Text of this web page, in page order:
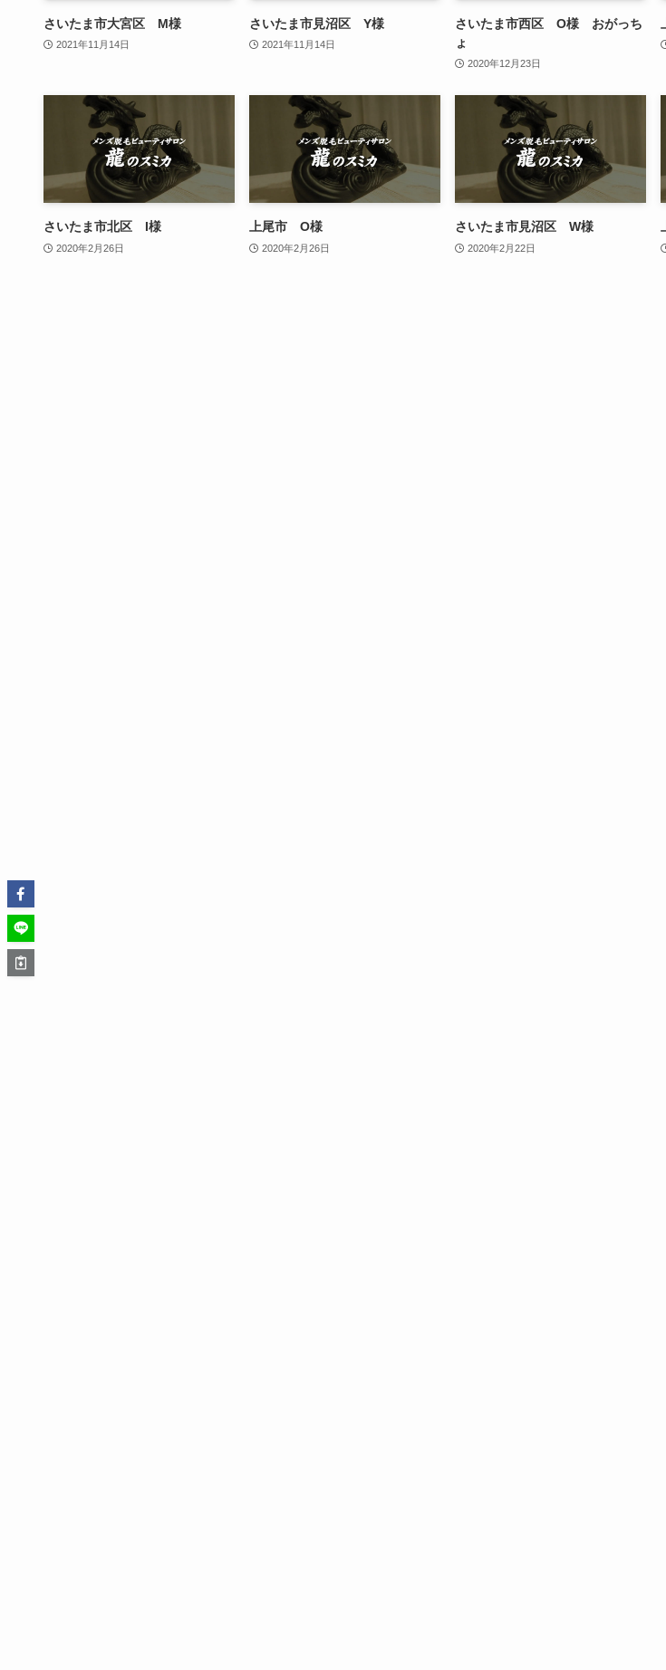
さいたま市大宮区 M様
2021年11月14日
さいたま市見沼区 Y様
2021年11月14日
さいたま市西区 O様 おがっち
ょ
2020年12月23日
さいたま市北区 I様
2020年2月26日
上尾市 O様
2020年2月26日
さいたま市見沼区 W様
2020年2月22日